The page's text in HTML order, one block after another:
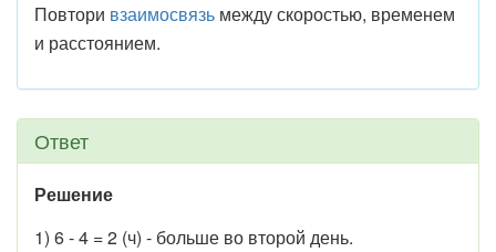
Повтори взаимосвязь между скоростью, временем
и расстоянием.
Ответ
Решение
1) 6 - 4 = 2 (ч) - больше во второй день.